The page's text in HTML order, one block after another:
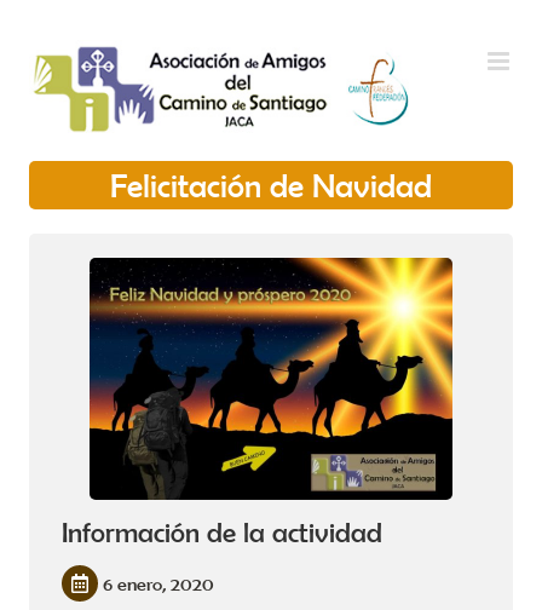
Felicitación de Navidad
Información de la actividad
6 enero, 2020